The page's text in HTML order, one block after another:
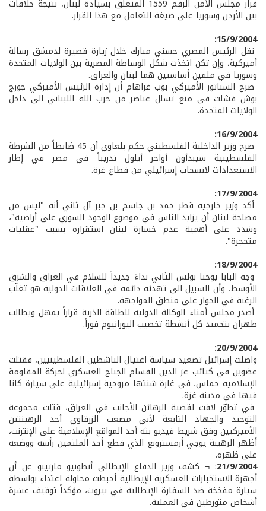
قرار مجلس الأمن الرقم 1559 المتعلق بسيادة لبنان، نتيجة خلافات
بين الأردن وسوريا على صيغة التعامل مع هذا القرار.
15/9/2004:
نقل الرئيس المصري حسني مبارك خلال زيارة قصيرة لدمشق رسالة
أميركية، وإن تكن اتخذت شكل الوساطة المصرية بين الولايات المتحدة
وسوريا في ملفين أساسيين هما لبنان والعراق.
صرح السناتور الأميركي بوب غراهام أن إدارة الرئيس الأميركي جورج
بوش فشلت في منع تسلل عناصر من حزب الله اللبناني الى داخل
الولايات المتحدة.
16/9/2004:
صرح وزير الداخلية الفلسطيني حكم بلعاوي أن 45 ضابطاً من الشرطة
الفلسطينية سيبدأون أواخر أيلول تدريباً في مصر في إطار
الاستعدادات لانسحاب إسرائيلي من قطاع غزة.
17/9/2004:
أكد وزير خارجية قطر حمد بن جاسم بن جبر آل ثاني أنه "ليس من
مصلحة لبنان أن يزايد الناس في موضوع الوجود السوري على أراضيه"،
وشدد على أهمية عدم خسارة لبنان استقراره بسبب "عقليات
متحجرة".
18/9/2004:
وجه البابا يوحنا بولس الثاني نداءً جديداً للسلام في العراق والشرق
الأوسط، وأن السبيل الى تهدئة دائمة في العلاقات الدولية هو تغلّب
الرغبة في الحوار على منطق المواجهة.
أصدر مجلس أمناء الوكالة الدولية للطاقة الذرية قراراً يمهل ويطالب
طهران بتجميد كل أنشطة تخصيب اليورانيوم فوراً.
20/9/2004:
واصلت إسرائيل تصعيد سياسة اغتيال الناشطين الفلسطينيين، فقتلت
عضوين في كتائب عز الدين القسام الجناح العسكري لحركة المقاومة
الإسلامية حماس، في غارة شنتها مروحية إسرائيلية على سيارة كانا
فيها في مدينة غزة.
في تطوّر لافت لقضية الرهائن الأجانب في العراق، قتلت مجموعة
التوحيد والجهاد التابعة لأبي مصعب الزرقاوي أحد الرهينتين
الأميركيين وفق شريط فيديو بثه أحد المواقع الإسلامية على الإنترنت،
أظهر الرهينة يوجي أرمسترونغ الذي قطع أحد الملثمين رأسه ووضعه
على ظهره.
21/9/2004: ¬ كشف وزير الدفاع الإيطالي أنطونيو مارتينو عن أن
أجهزة الاستخبارات العسكرية الإيطالية أحبطت محاولة اعتداء بواسطة
سيارة مفخخة ضد السفارة الإيطالية في بيروت، مؤكداً توقيف عشرة
أشخاص متورطين في العملية.